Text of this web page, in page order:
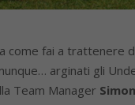
fai a trattenere
arginati gli
Team Manager